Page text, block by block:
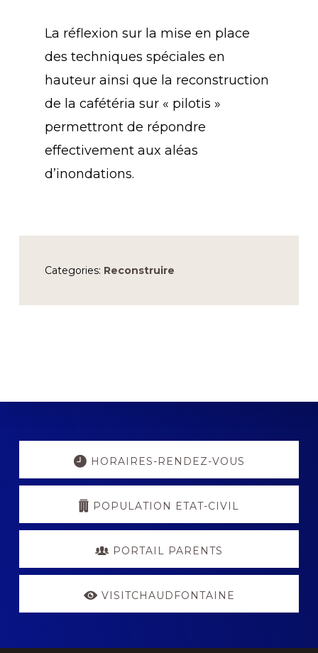
La réflexion sur la mise en place
des techniques spéciales en
hauteur ainsi que la reconstruction
de la cafétéria sur « pilotis »
permettront de répondre
effectivement aux aléas
d’inondations.
Categories: Reconstruire
Explore
HORAIRES-RENDEZ-VOUS
POPULATION ETAT-CIVIL
PORTAIL PARENTS
VISITCHAUDFONTAINE